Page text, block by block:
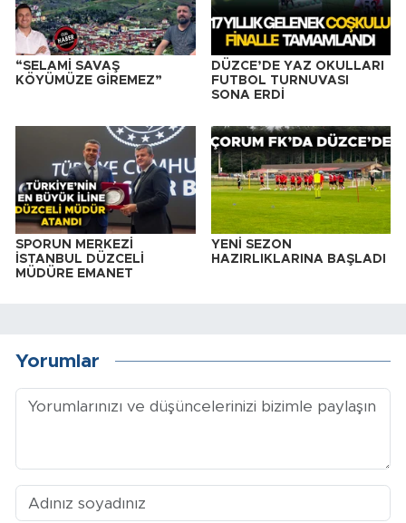
“SELAMİ SAVAŞ
KÖYÜMÜZE GİREMEZ”
DÜZCE’DE YAZ OKULLARI
FUTBOL TURNUVASI
SONA ERDİ
SPORUN MERKEZİ
İSTANBUL DÜZCELİ
MÜDÜRE EMANET
YENİ SEZON
HAZIRLIKLARINA BAŞLADI
Yorumlar